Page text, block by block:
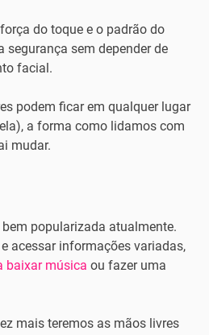
do toque e o padrão do
segurança sem depender de
facial.
podem ficar em qualquer lugar
a forma como lidamos com
mudar.
popularizada atualmente.
e acessar informações variadas,
baixar música ou fazer uma
mais teremos as mãos livres